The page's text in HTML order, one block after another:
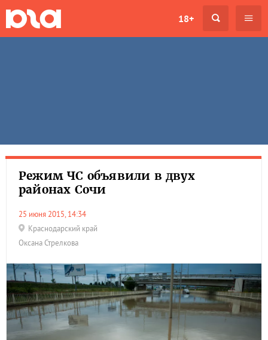
18+
Режим ЧС объявили в двух
районах Сочи
25 июня 2015, 14:34
Краснодарский край
Оксана Стрелкова